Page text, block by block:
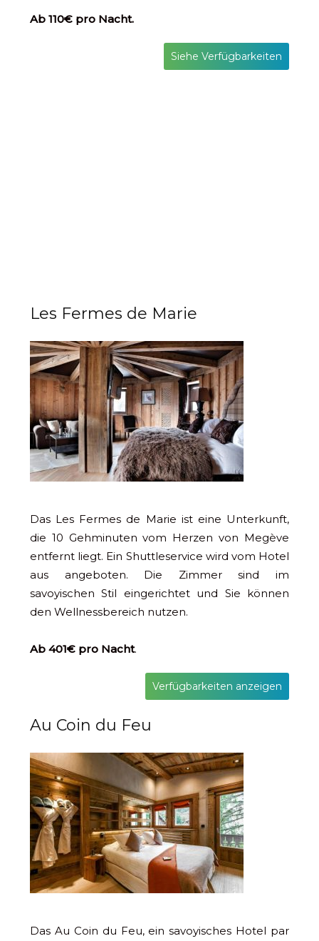
Ab 110€ pro Nacht.
Siehe Verfügbarkeiten
Les Fermes de Marie
Das Les Fermes de Marie ist eine Unterkunft,
die 10 Gehminuten vom Herzen von Megève
entfernt liegt. Ein Shuttleservice wird vom Hotel
aus angeboten. Die Zimmer sind im
savoyischen Stil eingerichtet und Sie können
den Wellnessbereich nutzen.
Ab 401€ pro Nacht.
Verfügbarkeiten anzeigen
Au Coin du Feu
Das Au Coin du Feu, ein savoyisches Hotel par